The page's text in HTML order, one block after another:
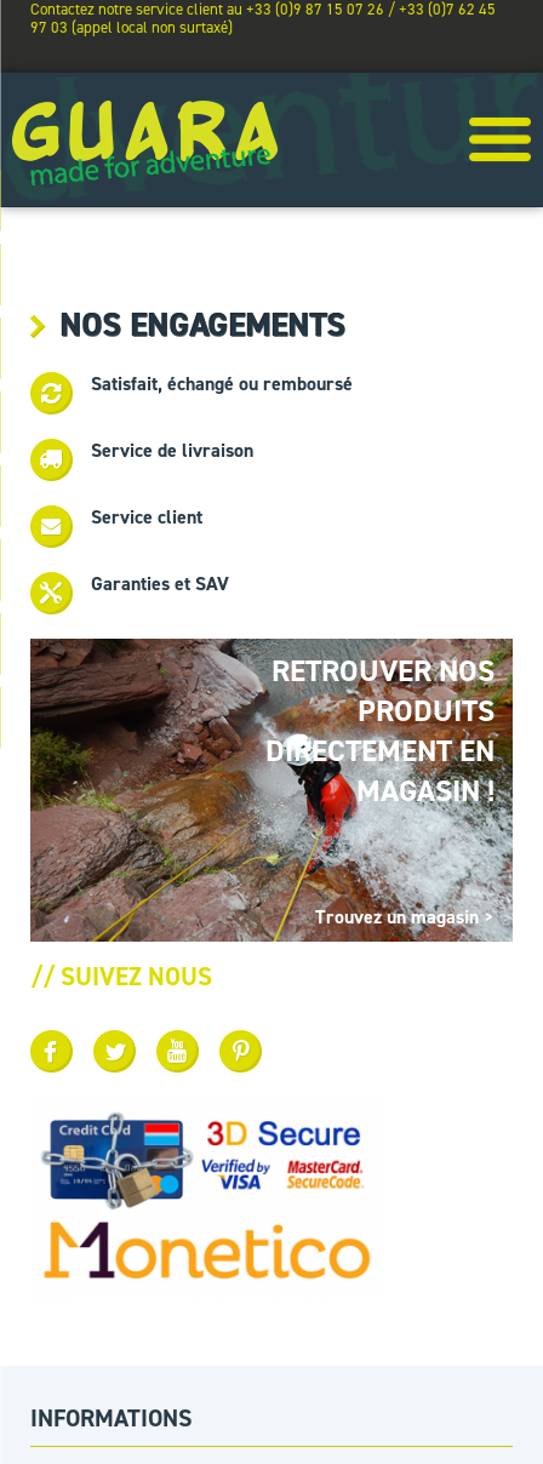
Contactez notre service client au +33 (0)9 87 15 07 26 / +33 (0)7 62 45
97 03 (appel local non surtaxé)
NOS ENGAGEMENTS
Satisfait, échangé ou remboursé
Service de livraison
Service client
Garanties et SAV
RETROUVER NOS
PRODUITS
DIRECTEMENT EN
MAGASIN !
Trouvez un magasin >
// SUIVEZ NOUS
INFORMATIONS